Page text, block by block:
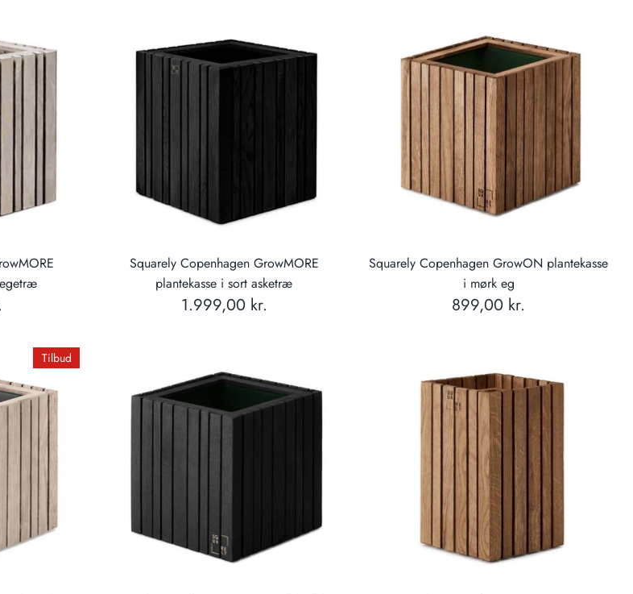
Squarely Copenhagen GrowMORE
plantekasse i sort asketræ
1.999,00 kr.
Squarely Copenhagen GrowON plantekasse
i mørk eg
899,00 kr.
Tilbud